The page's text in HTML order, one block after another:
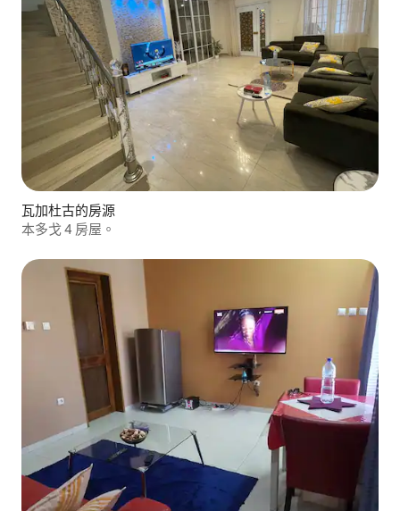
瓦加杜古的房源
本多戈 4 房屋。